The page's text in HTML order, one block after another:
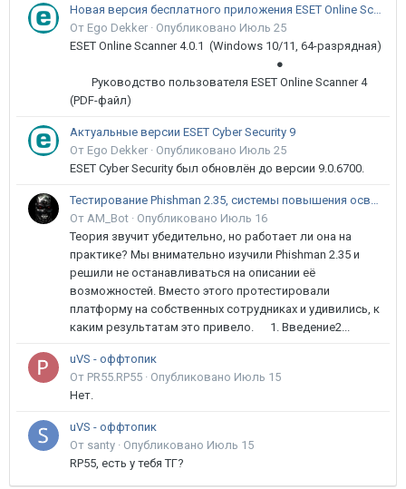
Новая версия бесплатного приложения ESET Online Scanner доступна пользователям
От Ego Dekker · Опубликовано Июль 25
ESET Online Scanner 4.0.1 (Windows 10/11, 64-разрядная)
●
Руководство пользователя ESET Online Scanner 4
(PDF-файл)
Актуальные версии ESET Cyber Security 9
От Ego Dekker · Опубликовано Июль 25
ESET Cyber Security был обновлён до версии 9.0.6700.
Тестирование Phishman 2.35, системы повышения осведомлённости пользователей в сфере ИБ
От AM_Bot · Опубликовано Июль 16
Теория звучит убедительно, но работает ли она на
практике? Мы внимательно изучили Phishman 2.35 и
решили не останавливаться на описании её
возможностей. Вместо этого протестировали
платформу на собственных сотрудниках и удивились, к
каким результатам это привело. 1. Введение2...
uVS - оффтопик
От PR55.RP55 · Опубликовано Июль 15
Нет.
uVS - оффтопик
От santy · Опубликовано Июль 15
RP55, есть у тебя ТГ?